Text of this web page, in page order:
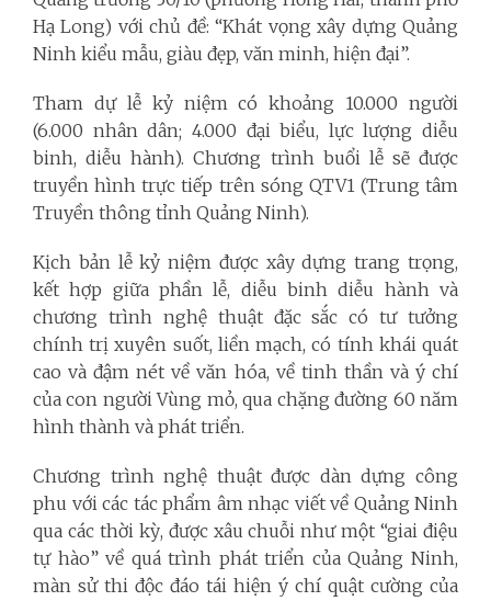
Hạ Long) với chủ đề: “Khát vọng xây dựng Quảng
Ninh kiểu mẫu, giàu đẹp, văn minh, hiện đại”.
Tham dự lễ kỷ niệm có khoảng 10.000 người
(6.000 nhân dân; 4.000 đại biểu, lực lượng diễu
binh, diễu hành). Chương trình buổi lễ sẽ được
truyền hình trực tiếp trên sóng QTV1 (Trung tâm
Truyền thông tỉnh Quảng Ninh).
Kịch bản lễ kỷ niệm được xây dựng trang trọng,
kết hợp giữa phần lễ, diễu binh diễu hành và
chương trình nghệ thuật đặc sắc có tư tưởng
chính trị xuyên suốt, liền mạch, có tính khái quát
cao và đậm nét về văn hóa, về tinh thần và ý chí
của con người Vùng mỏ, qua chặng đường 60 năm
hình thành và phát triển.
Chương trình nghệ thuật được dàn dựng công
phu với các tác phẩm âm nhạc viết về Quảng Ninh
qua các thời kỳ, được xâu chuỗi như một “giai điệu
tự hào” về quá trình phát triển của Quảng Ninh,
màn sử thi độc đáo tái hiện ý chí quật cường của